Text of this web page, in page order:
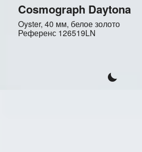
Cosmograph Daytona
Oyster, 40 мм, белое золото
Референс 126519LN